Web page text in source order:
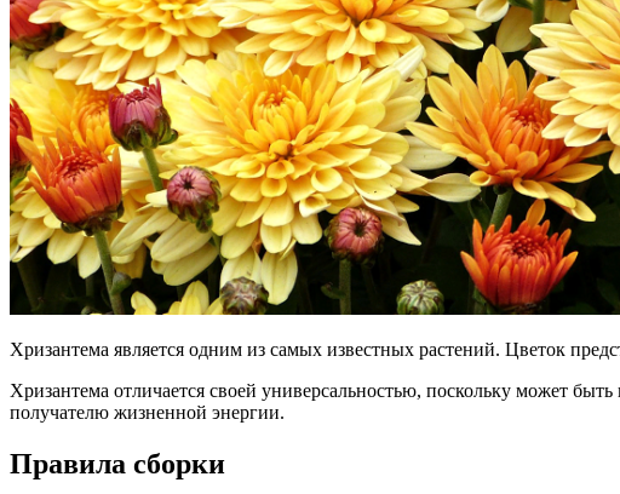
Хризантема является одним из самых известных растений. Цветок
Хризантема отличается своей универсальностью, поскольку может
получателю жизненной энергии.
Правила сборки